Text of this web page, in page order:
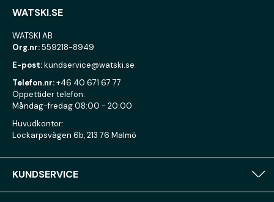
WATSKI.SE
WATSKI AB
Org.nr:559218-8949
E-post:kundservice@watski.se
Telefon.nr:+46 40 671 67 77
Öppettider telefon:
Måndag-fredag 08:00 - 20:00
Huvudkontor:
Lockarpsvägen 6b, 213 76 Malmö
KUNDSERVICE